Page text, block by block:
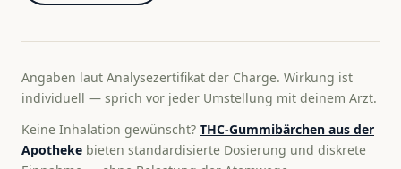
Angaben laut Analysezertifikat der Charge. Wirkung ist
individuell — sprich vor jeder Umstellung mit deinem Arzt.
Keine Inhalation gewünscht? THC-Gummibärchen aus der
Apotheke bieten standardisierte Dosierung und diskrete